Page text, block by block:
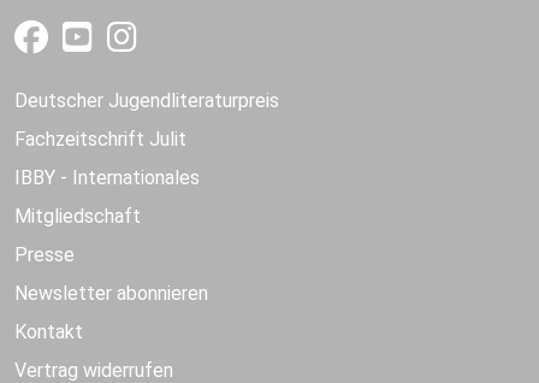
Deutscher Jugendliteraturpreis
Fachzeitschrift Julit
IBBY - Internationales
Mitgliedschaft
Presse
Newsletter abonnieren
Kontakt
Vertrag widerrufen